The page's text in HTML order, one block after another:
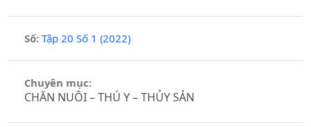
Số: Tập 20 Số 1 (2022)
Chuyên mục:
CHĂN NUÔI – THÚ Y – THỦY SẢN